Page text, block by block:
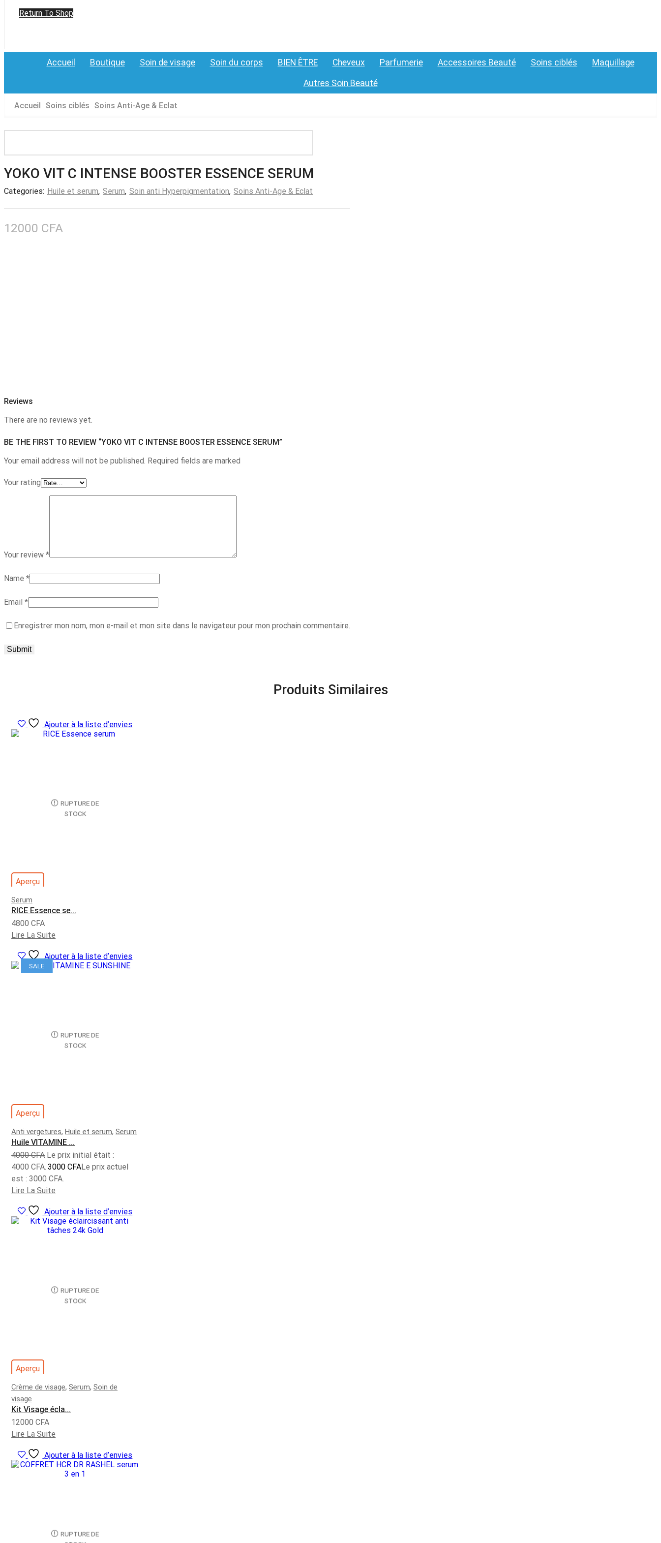
Return To Shop
Accueil Boutique Soin de visage Soin du corps BIEN ÊTRE Cheveux Parfumerie Accessoires Beauté Soins ciblés Maquillage
Autres Soin Beauté
Accueil Soins ciblés Soins Anti-Age & Eclat
YOKO VIT C INTENSE BOOSTER ESSENCE SERUM
Categories: Huile et serum, Serum, Soin anti Hyperpigmentation, Soins Anti-Age & Eclat
12000 CFA
Reviews
There are no reviews yet.
BE THE FIRST TO REVIEW “YOKO VIT C INTENSE BOOSTER ESSENCE SERUM”
Your email address will not be published. Required fields are marked
Your rating
Your review *
Name *
Email *
Enregistrer mon nom, mon e-mail et mon site dans le navigateur pour mon prochain commentaire.
Produits Similaires
Ajouter à la liste d’envies
RUPTURE DE
STOCK
Aperçu
Serum
RICE Essence se...
4800 CFA
Lire La Suite
SALE
Ajouter à la liste d’envies
RUPTURE DE
STOCK
Aperçu
Anti vergetures, Huile et serum, Serum
Huile VITAMINE ...
4000CFA Le prix initial était :
4000 CFA. 3000 CFALe prix actuel
est : 3000 CFA.
Lire La Suite
Ajouter à la liste d’envies
RUPTURE DE
STOCK
Aperçu
Crème de visage, Serum, Soin de
visage
Kit Visage écla...
12000 CFA
Lire La Suite
Ajouter à la liste d’envies
RUPTURE DE